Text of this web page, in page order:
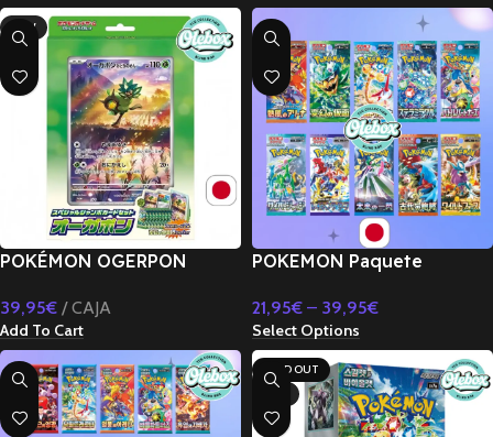
NEW
POKÉMON OGERPON
SET-JAPONÉS
39,95€ CAJA
Add To Cart
POKEMON Paquete
Cartas Diferentes-
JAPONES
21,95€ – 39,95€
Select Options
SOLD OUT